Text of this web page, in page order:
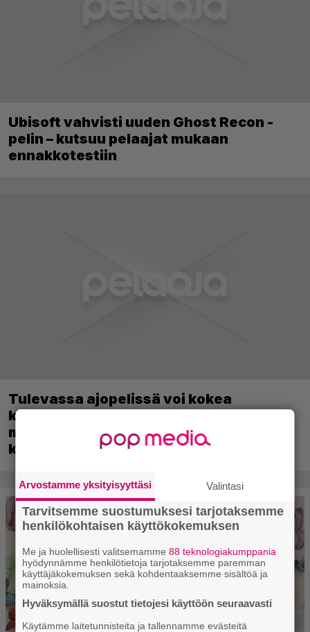
Ubisoft vahvisti uuden Ghost Recon -
pelin – kutsuu pelaajat mukaan
ennakkotestiin
Tulevassa ajopelissä voi kokea
kyytipalveluyrittäjän arjen – jokaisella
matkustajalla on oma hulvaton,
koskettava tai outo tarinansa
Arvostamme yksityisyyttäsi Valintasi
Tarvitsemme suostumuksesi tarjotaksemme
henkilökohtaisen käyttökokemuksen
Me ja huolellisesti valitsemamme88 teknologiakumppania
hyödynnämme henkilötietoja tarjotaksemme paremman
käyttäjäkokemuksen sekä kohdentaaksemme sisältöä ja
mainoksia.
Hyväksymällä suostut tietojesi käyttöön seuraavasti
Käytämme laitetunnisteita ja tallennamme evästeitä